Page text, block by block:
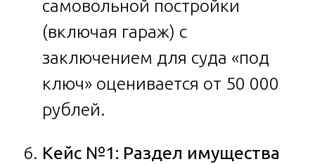
самовольной постройки
(включая гараж) с
заключением для суда «под
ключ» оценивается от 50 000
рублей.
Кейс №1: Раздел имущества